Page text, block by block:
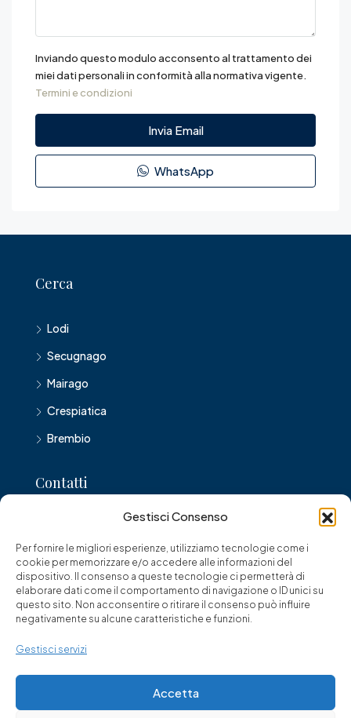
Gestisci Consenso
Per fornire le migliori esperienze, utilizziamo tecnologie come i
cookie per memorizzare e/o accedere alle informazioni del
dispositivo. Il consenso a queste tecnologie ci permetterà di
elaborare dati come il comportamento di navigazione o ID unici su
questo sito. Non acconsentire o ritirare il consenso può influire
negativamente su alcune caratteristiche e funzioni.
Gestisci servizi
Accetta
Inviando questo modulo acconsento al trattamento dei
miei dati personali in conformità alla normativa vigente.
Termini e condizioni
Invia Email
WhatsApp
Cerca
Lodi
Secugnago
Mairago
Crespiatica
Brembio
Contatti
Corso Umberto I, 27, 26900 Lodi
0371 429426
lodiagency@gmail.com
© Franciacorta '94 di Paina dr. Giuseppe - Tutti i diritti riservati